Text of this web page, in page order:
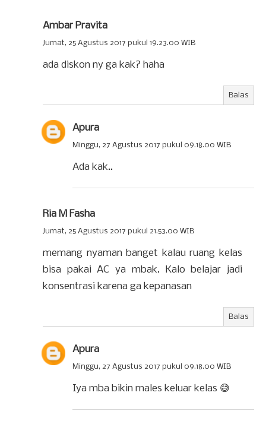
Ambar Pravita
Jumat, 25 Agustus 2017 pukul 19.23.00 WIB
ada diskon ny ga kak? haha
Balas
Apura
Minggu, 27 Agustus 2017 pukul 09.18.00 WIB
Ada kak..
Ria M Fasha
Jumat, 25 Agustus 2017 pukul 21.53.00 WIB
memang nyaman banget kalau ruang kelas
bisa pakai AC ya mbak. Kalo belajar jadi
konsentrasi karena ga kepanasan
Balas
Apura
Minggu, 27 Agustus 2017 pukul 09.18.00 WIB
Iya mba bikin males keluar kelas 😅